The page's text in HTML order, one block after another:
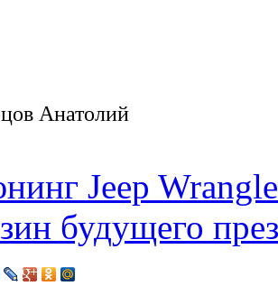
Анатолий
Jeep
будущего